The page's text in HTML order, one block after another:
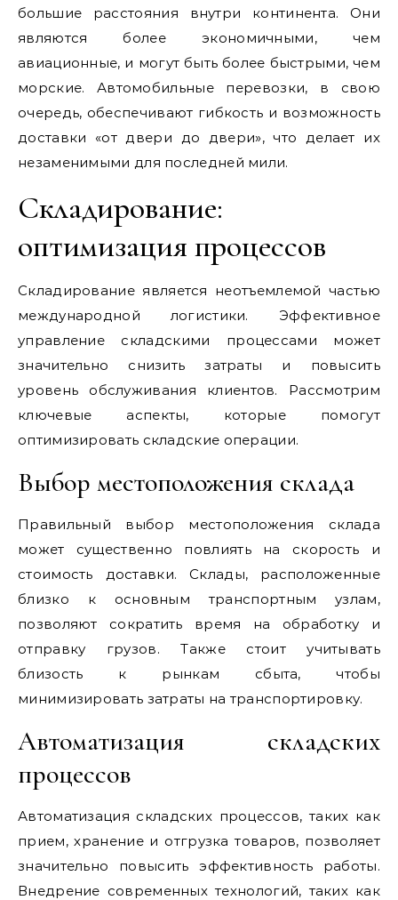
большие расстояния внутри континента. Они
являются более экономичными, чем
авиационные, и могут быть более быстрыми, чем
морские. Автомобильные перевозки, в свою
очередь, обеспечивают гибкость и возможность
доставки «от двери до двери», что делает их
незаменимыми для последней мили.
Складирование:
оптимизация процессов
Складирование является неотъемлемой частью
международной логистики. Эффективное
управление складскими процессами может
значительно снизить затраты и повысить
уровень обслуживания клиентов. Рассмотрим
ключевые аспекты, которые помогут
оптимизировать складские операции.
Выбор местоположения склада
Правильный выбор местоположения склада
может существенно повлиять на скорость и
стоимость доставки. Склады, расположенные
близко к основным транспортным узлам,
позволяют сократить время на обработку и
отправку грузов. Также стоит учитывать
близость к рынкам сбыта, чтобы
минимизировать затраты на транспортировку.
Автоматизация складских
процессов
Автоматизация складских процессов, таких как
прием, хранение и отгрузка товаров, позволяет
значительно повысить эффективность работы.
Внедрение современных технологий, таких как